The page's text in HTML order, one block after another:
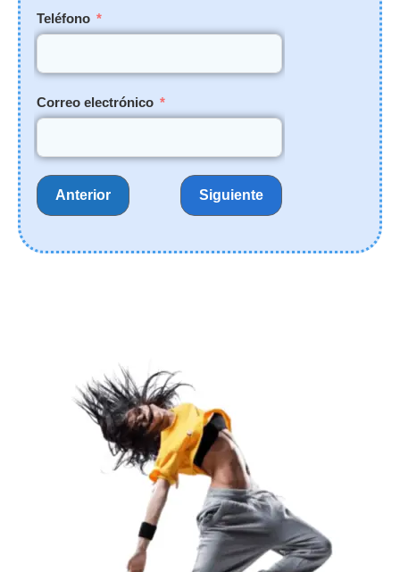
Teléfono
Correo electrónico
Anterior Siguiente
Reserva de Plaza: 20€
Observaciones
Al completar tu reserva te enviaremos un email de